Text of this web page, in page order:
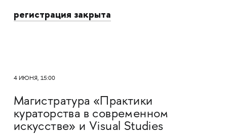
регистрация закрыта
4 ИЮНЯ, 15:00
Магистратура «Практики
кураторства в современном
искусстве» и Visual Studies